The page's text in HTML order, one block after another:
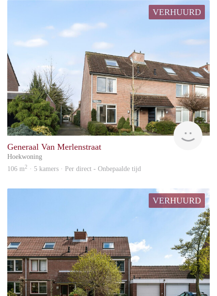
VERHUURD
KI
Generaal Van Merlenstraat
Hoekwoning
106 m2 · 5 kamers · Per direct - Onbepaalde tijd
VERHUURD